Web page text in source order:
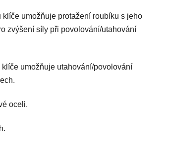
klíče umožňuje protažení roubíku s jeho
zvýšení síly při povolování/utahování
umožňuje utahování/povolování
oceli.